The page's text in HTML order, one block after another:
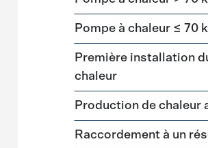
Pompe à chaleur ≤ 70
Première installation
chaleur
Production de chaleur
Raccordement à un